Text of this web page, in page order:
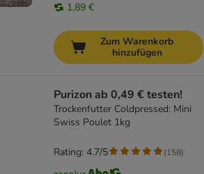
1,89 €
Zum Warenkorb
hinzufügen
Purizon ab 0,49 € testen!
Trockenfutter Coldpressed: Mini
Swiss Poulet 1kg
Rating: 4.7/5 (158)